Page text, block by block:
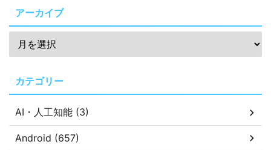
アーカイブ
カテゴリー
AI・人工知能 (3)
Android (657)